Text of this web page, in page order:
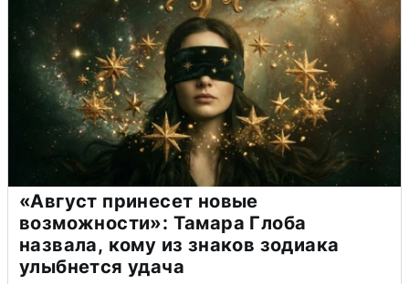
«Август принесет новые
возможности»: Тамара Глоба
назвала, кому из знаков зодиака
улыбнется удача